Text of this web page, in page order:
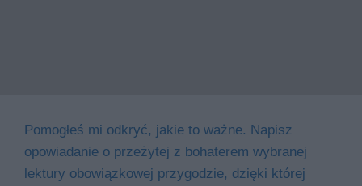
Pomogłeś mi odkryć, jakie to ważne. Napisz
opowiadanie o przeżytej z bohaterem wybranej
lektury obowiązkowej przygodzie, dzięki której